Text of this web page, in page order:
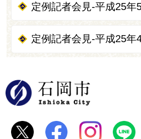
定例記者会見-平成25年
定例記者会見-平成25年